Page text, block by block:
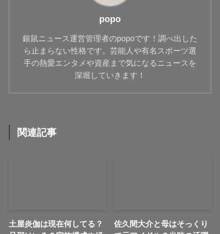
popo
銀鼠ニュース運営管理者のpopoです！調べ出した
ら止まらない性格です。芸能人や有名スポーツ選
手の熱愛エンタメや資産まで気になるニュースを
深堀していきます！
関連記事
土屋炎伽は現在何してる？
佐久間大介と母はそっくり